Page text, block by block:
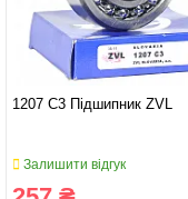
1207 C3 Підшипник ZVL
Залишити відгук